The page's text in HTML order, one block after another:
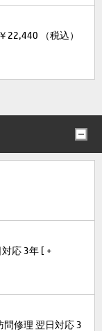
22,440 （税込）
応 3年 [ +
問修理 翌日対応 3